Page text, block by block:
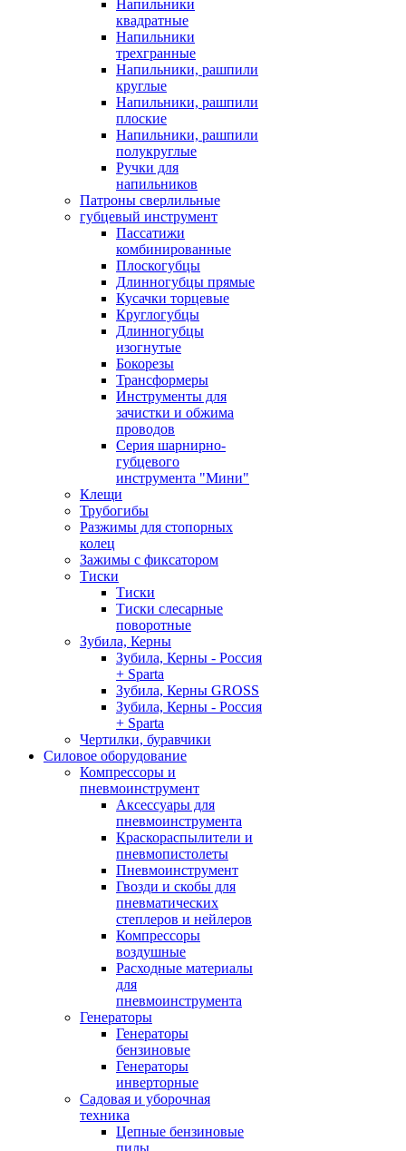
Напильники
квадратные
Напильники
трехгранные
Напильники, рашпили
круглые
Напильники, рашпили
плоские
Напильники, рашпили
полукруглые
Ручки для
напильников
Патроны сверлильные
губцевый инструмент
Пассатижи
комбинированные
Плоскогубцы
Длинногубцы прямые
Кусачки торцевые
Круглогубцы
Длинногубцы
изогнутые
Бокорезы
Трансформеры
Инструменты для
зачистки и обжима
проводов
Серия шарнирно-
губцевого
инструмента "Мини"
Клещи
Трубогибы
Разжимы для стопорных
колец
Зажимы с фиксатором
Тиски
Тиски
Тиски слесарные
поворотные
Зубила, Керны
Зубила, Керны - Россия
+ Sparta
Зубила, Керны GROSS
Зубила, Керны - Россия
+ Sparta
Чертилки, буравчики
Силовое оборудование
Компрессоры и
пневмоинструмент
Аксессуары для
пневмоинструмента
Краскораспылители и
пневмопистолеты
Пневмоинструмент
Гвозди и скобы для
пневматических
степлеров и нейлеров
Компрессоры
воздушные
Расходные материалы
для
пневмоинструмента
Генераторы
Генераторы
бензиновые
Генераторы
инверторные
Садовая и уборочная
техника
Цепные бензиновые
пилы